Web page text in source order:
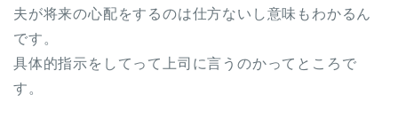
夫が将来の心配をするのは仕方ないし意味もわかるん
です。
具体的指示をしてって上司に言うのかってところで
す。